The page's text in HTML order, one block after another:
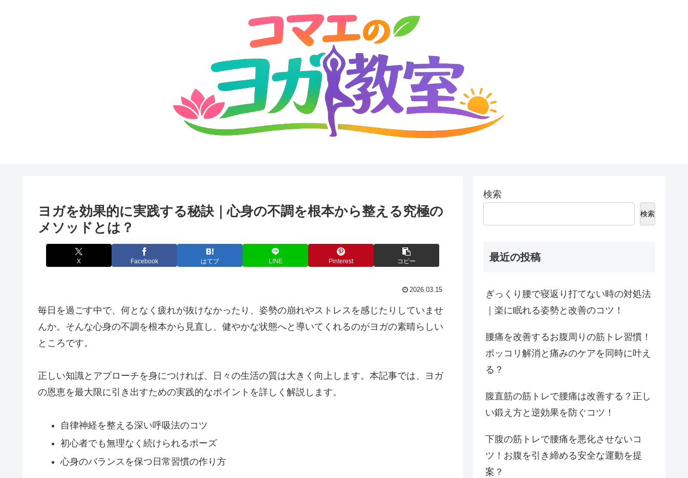
ヨガを効果的に実践する秘訣｜心身の不調を根本から整える究極の
メソッドとは？
X Facebook はてブ LINE Pinterest コピー
2026.03.15
毎日を過ごす中で、何となく疲れが抜けなかったり、姿勢の崩れやストレスを感じたりしていませ
んか。そんな心身の不調を根本から見直し、健やかな状態へと導いてくれるのがヨガの素晴らしい
ところです。
正しい知識とアプローチを身につければ、日々の生活の質は大きく向上します。本記事では、ヨガ
の恩恵を最大限に引き出すための実践的なポイントを詳しく解説します。
自律神経を整える深い呼吸法のコツ
初心者でも無理なく続けられるポーズ
心身のバランスを保つ日常習慣の作り方
検索
検索
最近の投稿
ぎっくり腰で寝返り打てない時の対処法
｜楽に眠れる姿勢と改善のコツ！
腰痛を改善するお腹周りの筋トレ習慣！
ポッコリ解消と痛みのケアを同時に叶え
る？
腹直筋の筋トレで腰痛は改善する？正し
い鍛え方と逆効果を防ぐコツ！
下腹の筋トレで腰痛を悪化させないコ
ツ！お腹を引き締める安全な運動を提
案？